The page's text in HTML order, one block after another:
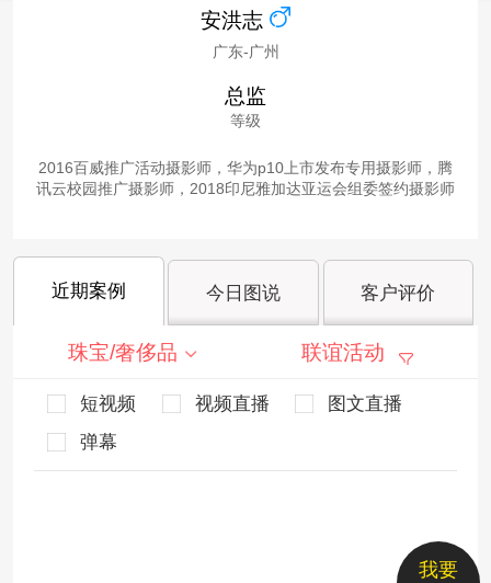
安洪志
广东-广州
总监
等级
2016百威推广活动摄影师，华为p10上市发布专用摄影师，腾
讯云校园推广摄影师，2018印尼雅加达亚运会组委签约摄影师
近期案例 今日图说 客户评价
珠宝/奢侈品 联谊活动
短视频 视频直播
图文直播
弹幕
我要